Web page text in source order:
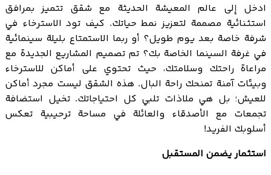
ادخل إلى عالم المعيشة الحديثة مع شقق تتميز بمرافق
استثنائية مصممة لتعزيز نمط حياتك. كيف تود الاسترخاء في
شرفة خاصة بعد يوم طويل؟ أو ربما الاستمتاع بليلة سينمائية
في غرفة السينما الخاصة بك؟ تم تصميم المشاريع الجديدة مع
مراعاة راحتك وسلامتك، حيث تحتوي على أماكن للاسترخاء
وبيئات آمنة تمنحك راحة البال. هذه الشقق ليست مجرد أماكن
للعيش؛ بل هي ملاذات تلبي كل احتياجاتك. تخيل استضافة
تجمعات مع الأصدقاء والعائلة في مساحة ترحيبية تعكس
أسلوبك الفريد!
استثمار يضمن المستقبل